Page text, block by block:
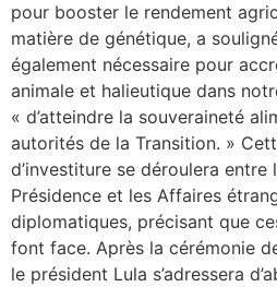
pour booster le rendement
matière de génétique, a
également nécessaire pour
animale et halieutique dans
« d’atteindre la souveraineté
autorités de la Transition. »
d’investiture se déroulera entre
Présidence et les Affaires
diplomatiques, précisant que
font face. Après la cérémonie
le président Lula s’adressera